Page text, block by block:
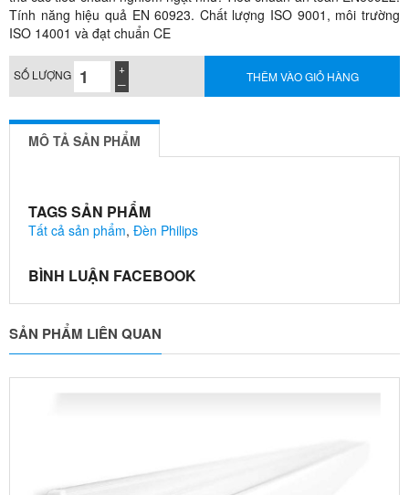
Tính năng hiệu quả EN 60923. Chất lượng ISO 9001, môi trường
ISO 14001 và đạt chuẩn CE
SỐ LƯỢNG THÊM VÀO GIỎ HÀNG
MÔ TẢ SẢN PHẨM
TAGS SẢN PHẨM
Tất cả sản phẩm, Đèn Philips
BÌNH LUẬN FACEBOOK
SẢN PHẨM LIÊN QUAN